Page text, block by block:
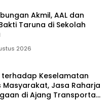
Akmil, AAL dan
Taruna di Sekolah
2026
terhadap Keselamatan
Masyarakat, Jasa Raharja
di Ajang Transportasi